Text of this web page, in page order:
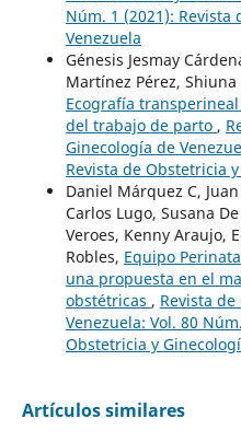
Núm. 1 (2021):
Venezuela
Génesis Jesmay
Martínez Pérez, Shiuna
Ecografía
del trabajo de parto ,
Ginecología de
Revista de Obstetricia
Daniel Márquez C,
Carlos Lugo, Susana
Veroes, Kenny Araujo,
Robles, Equipo
una propuesta en el
obstétricas , Revista
Venezuela: Vol. 80
Obstetricia y
Artículos similares